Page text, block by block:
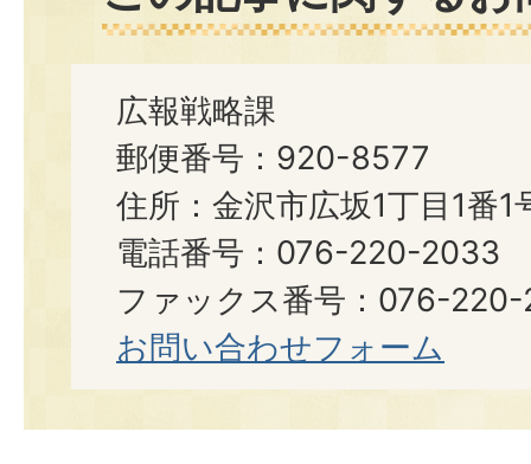
広報戦略課
郵便番号：920-8577
住所：金沢市広坂1丁目1番1
電話番号：076-220-2033
ファックス番号：076-
お問い合わせフォーム